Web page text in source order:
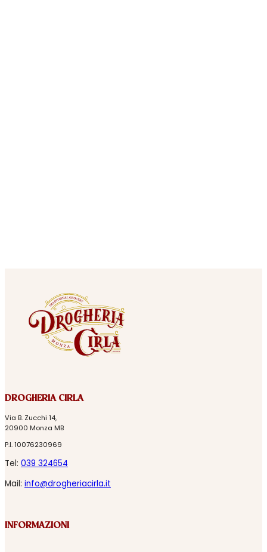
DROGHERIA CIRLA
Via B. Zucchi 14,
20900 Monza MB
P.I. 10076230969
Tel: 039 324654
Mail: info@drogheriacirla.it
INFORMAZIONI